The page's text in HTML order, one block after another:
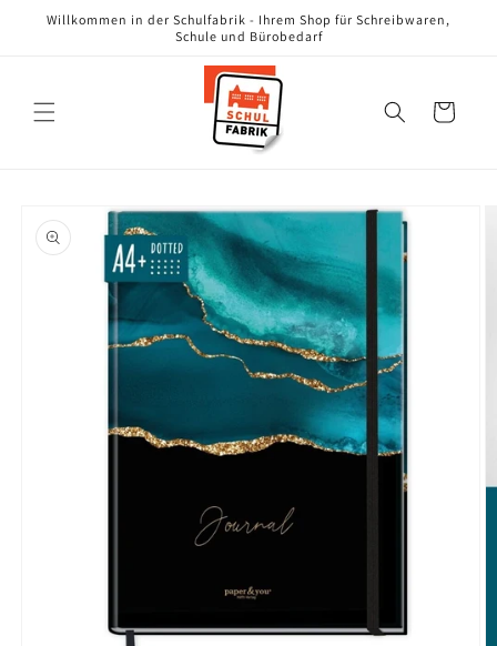
zum
Willkommen in der Schulfabrik - Ihrem Shop für Schreibwaren,
Schule und Bürobedarf
Warenkorb